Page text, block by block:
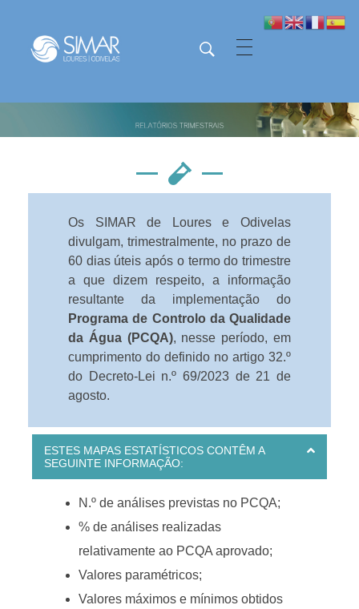
Os SIMAR de Loures e Odivelas
divulgam, trimestralmente, no prazo de
60 dias úteis após o termo do trimestre
a que dizem respeito, a informação
resultante da implementação do
Programa de Controlo da Qualidade
da Água (PCQA), nesse período, em
cumprimento do definido no artigo 32.º
do Decreto-Lei n.º 69/2023 de 21 de
agosto.
ESTES MAPAS ESTATÍSTICOS CONTÊM A
SEGUINTE INFORMAÇÃO:
N.º de análises previstas no PCQA;
% de análises realizadas
relativamente ao PCQA aprovado;
Valores paramétricos;
Valores máximos e mínimos obtidos